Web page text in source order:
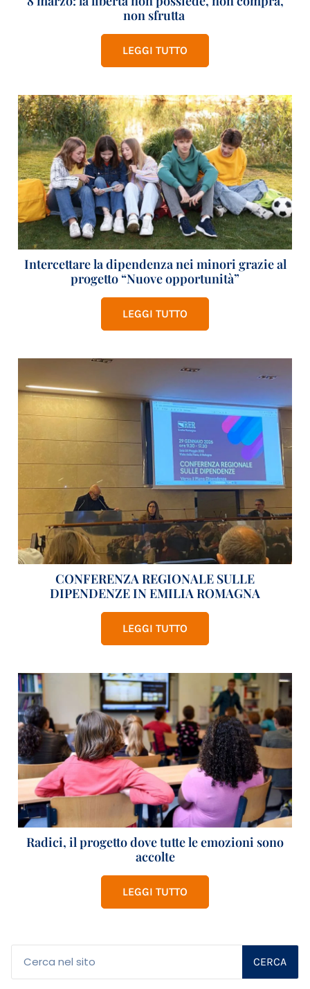
CERCA
non sfrutta
LEGGI TUTTO
Intercettare la dipendenza nei minori grazie al
progetto “Nuove opportunità”
LEGGI TUTTO
CONFERENZA REGIONALE SULLE
DIPENDENZE IN EMILIA ROMAGNA
LEGGI TUTTO
Radici, il progetto dove tutte le emozioni sono
accolte
LEGGI TUTTO